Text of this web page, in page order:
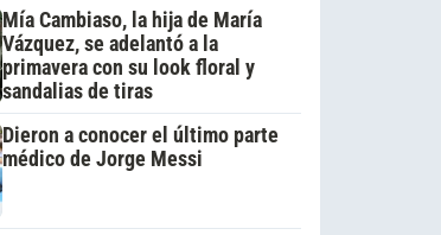
Mía Cambiaso, la hija de María
Vázquez, se adelantó a la
primavera con su look floral y
sandalias de tiras
Dieron a conocer el último parte
médico de Jorge Messi